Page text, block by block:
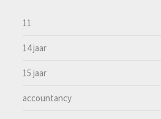
11
14 jaar
15 jaar
accountancy